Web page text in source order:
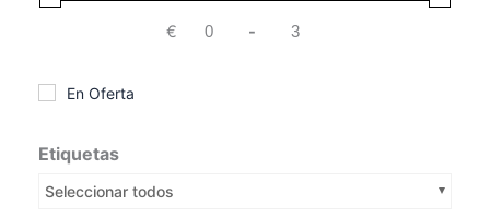
€ Minimum Price
-Maximum Price
En Oferta
Etiquetas
Seleccionar todos